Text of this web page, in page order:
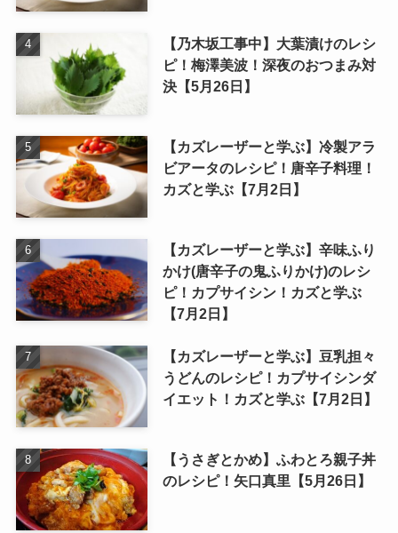
【乃木坂工事中】大葉漬けのレシ
ピ！梅澤美波！深夜のおつまみ対
決【5月26日】
【カズレーザーと学ぶ】冷製アラ
ビアータのレシピ！唐辛子料理！
カズと学ぶ【7月2日】
【カズレーザーと学ぶ】辛味ふり
かけ(唐辛子の鬼ふりかけ)のレシ
ピ！カプサイシン！カズと学ぶ
【7月2日】
【カズレーザーと学ぶ】豆乳担々
うどんのレシピ！カプサイシンダ
イエット！カズと学ぶ【7月2日】
【うさぎとかめ】ふわとろ親子丼
のレシピ！矢口真里【5月26日】